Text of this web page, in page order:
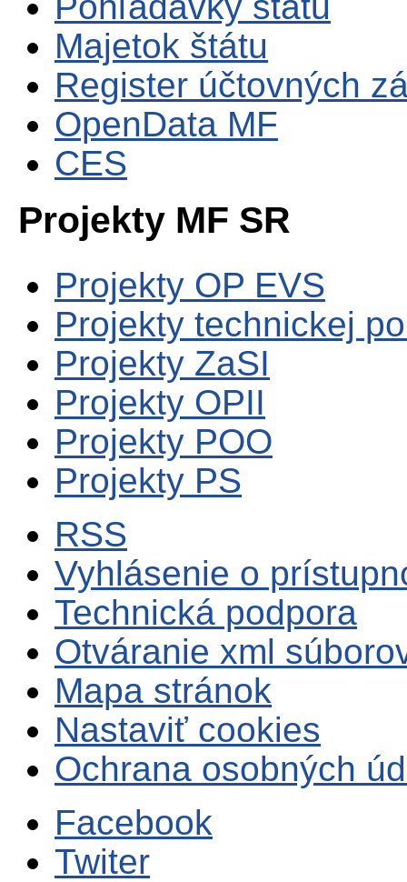
Majetok štátu
Register účtovných
OpenData MF
CES
Projekty MF SR
Projekty OP EVS
Projekty technickej
Projekty ZaSI
Projekty OPII
Projekty POO
Projekty PS
RSS
Vyhlásenie o
Technická podpora
Otváranie xml
Mapa stránok
Nastaviť cookies
Ochrana osobných
Facebook
Twiter